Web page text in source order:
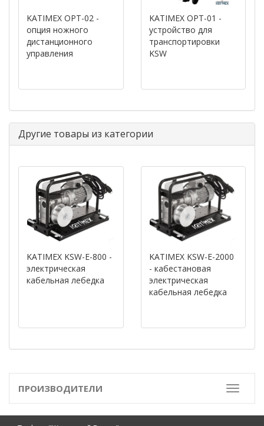
KATIMEX OPT-02 -
опция ножного
дистанционного
управления
KATIMEX OPT-01 -
устройство для
транспортировки
KSW
Другие товары из категории
KATIMEX KSW-E-800 -
электрическая
кабельная лебедка
KATIMEX KSW-E-2000
- кабестановая
электрическая
кабельная лебедка
Toggle
ПРОИЗВОДИТЕЛИ